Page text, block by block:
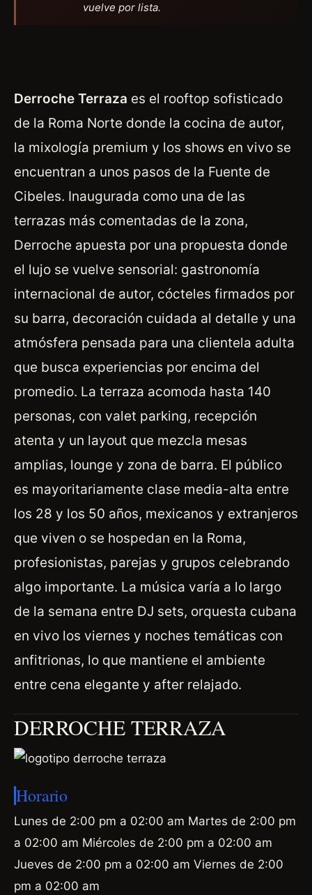
vuelve por lista.
Derroche Terraza es el rooftop sofisticado
de la Roma Norte donde la cocina de autor,
la mixología premium y los shows en vivo se
encuentran a unos pasos de la Fuente de
Cibeles. Inaugurada como una de las
terrazas más comentadas de la zona,
Derroche apuesta por una propuesta donde
el lujo se vuelve sensorial: gastronomía
internacional de autor, cócteles firmados por
su barra, decoración cuidada al detalle y una
atmósfera pensada para una clientela adulta
que busca experiencias por encima del
promedio. La terraza acomoda hasta 140
personas, con valet parking, recepción
atenta y un layout que mezcla mesas
amplias, lounge y zona de barra. El público
es mayoritariamente clase media-alta entre
los 28 y los 50 años, mexicanos y extranjeros
que viven o se hospedan en la Roma,
profesionistas, parejas y grupos celebrando
algo importante. La música varía a lo largo
de la semana entre DJ sets, orquesta cubana
en vivo los viernes y noches temáticas con
anfitrionas, lo que mantiene el ambiente
entre cena elegante y after relajado.
DERROCHE TERRAZA
Horario
Lunes de 2:00 pm a 02:00 am Martes de 2:00 pm
a 02:00 am Miércoles de 2:00 pm a 02:00 am
Jueves de 2:00 pm a 02:00 am Viernes de 2:00
pm a 02:00 am